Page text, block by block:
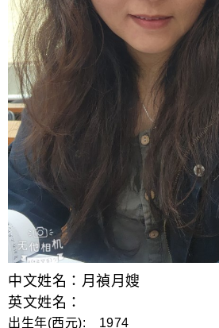
中文姓名：月禎月嫂
英文姓名：
出生年(西元): 1974